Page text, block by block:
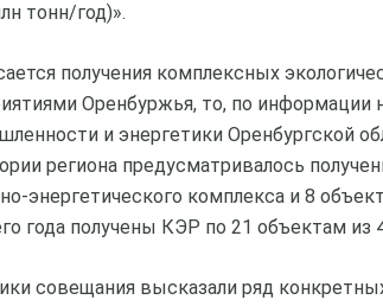
тонн/год)».
получения комплексных
Оренбуржья, то, по информации
и энергетики Оренбургской
региона предусматривалось
энергетического комплекса и 8
года получены КЭР по 21 объектам из
совещания высказали ряд